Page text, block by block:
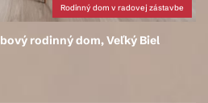
Rodinný dom v radovej zástavbe
rodinný dom, Veľký Biel